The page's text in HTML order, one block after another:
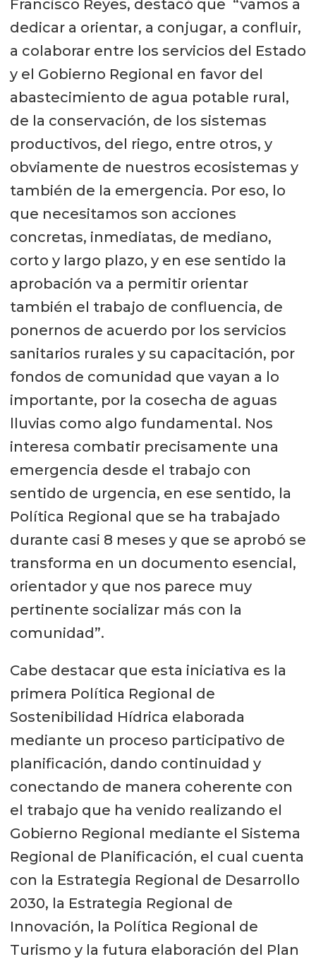
Francisco Reyes, destacó que “vamos a
dedicar a orientar, a conjugar, a confluir,
a colaborar entre los servicios del Estado
y el Gobierno Regional en favor del
abastecimiento de agua potable rural,
de la conservación, de los sistemas
productivos, del riego, entre otros, y
obviamente de nuestros ecosistemas y
también de la emergencia. Por eso, lo
que necesitamos son acciones
concretas, inmediatas, de mediano,
corto y largo plazo, y en ese sentido la
aprobación va a permitir orientar
también el trabajo de confluencia, de
ponernos de acuerdo por los servicios
sanitarios rurales y su capacitación, por
fondos de comunidad que vayan a lo
importante, por la cosecha de aguas
lluvias como algo fundamental. Nos
interesa combatir precisamente una
emergencia desde el trabajo con
sentido de urgencia, en ese sentido, la
Política Regional que se ha trabajado
durante casi 8 meses y que se aprobó se
transforma en un documento esencial,
orientador y que nos parece muy
pertinente socializar más con la
comunidad”.
Cabe destacar que esta iniciativa es la
primera Política Regional de
Sostenibilidad Hídrica elaborada
mediante un proceso participativo de
planificación, dando continuidad y
conectando de manera coherente con
el trabajo que ha venido realizando el
Gobierno Regional mediante el Sistema
Regional de Planificación, el cual cuenta
con la Estrategia Regional de Desarrollo
2030, la Estrategia Regional de
Innovación, la Política Regional de
Turismo y la futura elaboración del Plan